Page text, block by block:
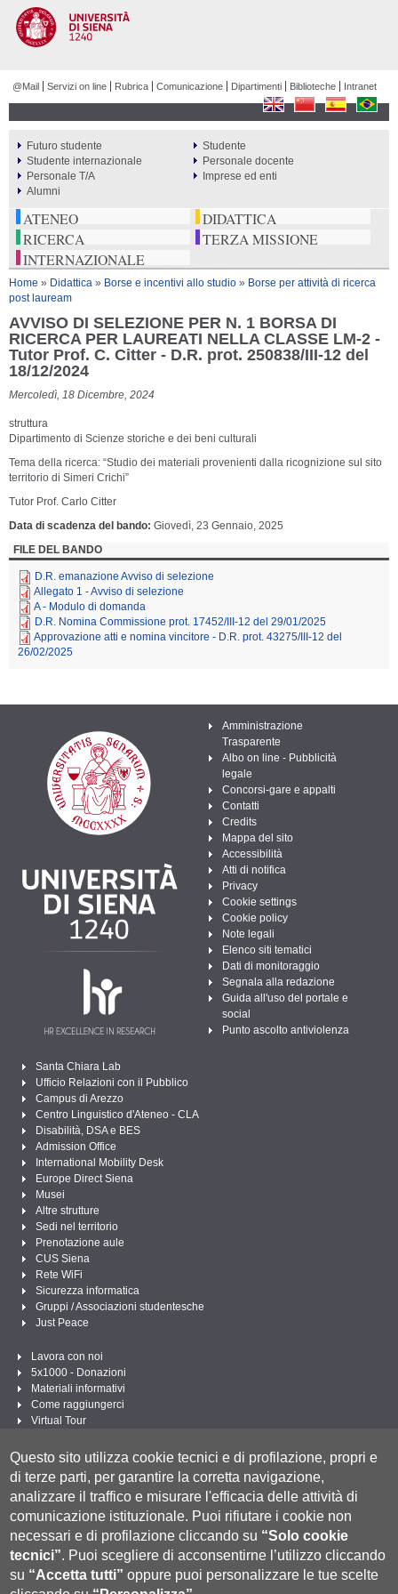
@Mail Servizi on line Rubrica Comunicazione Dipartimenti Biblioteche Intranet
ATENEO
DIDATTICA
RICERCA
TERZA MISSIONE
INTERNAZIONALE
PERCORSI
Futuro studente
Studente
Studente internazionale
Personale docente
Personale T/A
Imprese ed enti
Alumni
Tu sei qui
Home » Didattica » Borse e incentivi allo studio » Borse per attività di ricerca
post lauream
AVVISO DI SELEZIONE PER N. 1 BORSA DI
RICERCA PER LAUREATI NELLA CLASSE LM-2 -
Tutor Prof. C. Citter - D.R. prot. 250838/III-12 del
18/12/2024
Mercoledì, 18 Dicembre, 2024
struttura
Dipartimento di Scienze storiche e dei beni culturali
Tema della ricerca: “Studio dei materiali provenienti dalla ricognizione sul sito
territorio di Simeri Crichi”
Tutor Prof. Carlo Citter
Data di scadenza del bando Giovedì, 23 Gennaio, 2025
FILE DEL BANDO
D.R. emanazione Avviso di selezione
Allegato 1 - Avviso di selezione
A - Modulo di domanda
D.R. Nomina Commissione prot. 17452/III-12 del 29/01/2025
Approvazione atti e nomina vincitore - D.R. prot. 43275/III-12 del
26/02/2025
Amministrazione
Trasparente
Albo on line - Pubblicità
legale
Concorsi-gare e appalti
Contatti
Credits
Mappa del sito
Accessibilità
Atti di notifica
Privacy
Cookie settings
Cookie policy
Note legali
Elenco siti tematici
Dati di monitoraggio
Segnala alla redazione
Guida all'uso del portale e
social
Punto ascolto antiviolenza
Santa Chiara Lab
Ufficio Relazioni con il Pubblico
Campus di Arezzo
Centro Linguistico d'Ateneo - CLA
Disabilità, DSA e BES
Admission Office
International Mobility Desk
Europe Direct Siena
Musei
Altre strutture
Sedi nel territorio
Prenotazione aule
CUS Siena
Rete WiFi
Sicurezza informatica
Gruppi / Associazioni studentesche
Just Peace
Lavora con noi
5x1000 - Donazioni
Materiali informativi
Come raggiungerci
Virtual Tour
Segui UNISI
Questo sito utilizza cookie tecnici e di profilazione, propri e
di terze parti, per garantire la corretta navigazione,
analizzare il traffico e misurare l'efficacia delle attività di
comunicazione istituzionale. Puoi rifiutare i cookie non
necessari e di profilazione cliccando su “Solo cookie
tecnici”. Puoi scegliere di acconsentirne l’utilizzo cliccando
su “Accetta tutti” oppure puoi personalizzare le tue scelte